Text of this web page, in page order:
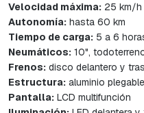
Velocidad máxima: 25 km/h
Autonomía: hasta 60 km
Tiempo de carga: 5 a 6
Neumáticos: 10",
Frenos: disco delantero y
Estructura: aluminio plegable
Pantalla: LCD multifunción